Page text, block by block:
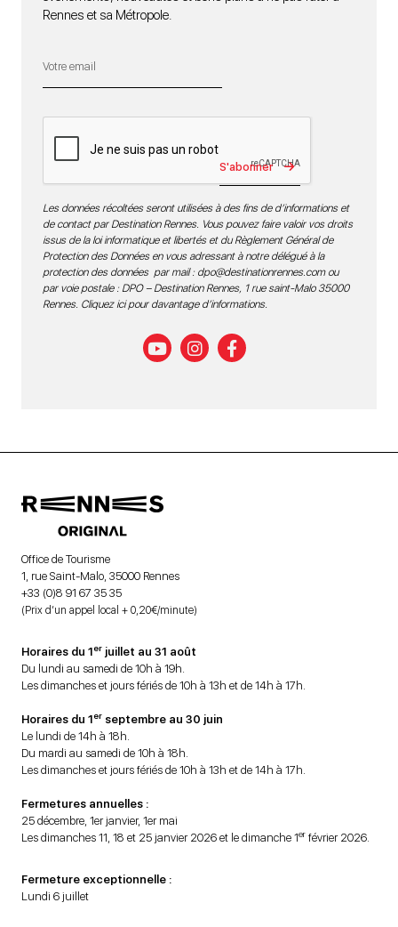
Rennes et sa Métropole.
S'abonner
Les données récoltées seront utilisées à des fins de d’informations et
de contact par Destination Rennes. Vous pouvez faire valoir vos droits
issus de la loi informatique et libertés et du Règlement Général de
Protection des Données en vous adressant à notre délégué à la
protection des données par mail : dpo@destinationrennes.comou
par voie postale : DPO – Destination Rennes, 1 rue saint-Malo 35000
Rennes. Cliquez ici pour davantage d’informations.
Office de Tourisme
1, rue Saint-Malo, 35000 Rennes
+33 (0)8 91 67 35 35
(Prix d’un appel local + 0,20€/minute)
Horaires du 1er juillet au 31 août
Du lundi au samedi de 10h à 19h.
Les dimanches et jours fériés de 10h à 13h et de 14h à 17h.
Horaires du 1er septembre au 30 juin
Le lundi de 14h à 18h.
Du mardi au samedi de 10h à 18h.
Les dimanches et jours fériés de 10h à 13h et de 14h à 17h.
Fermetures annuelles :
25 décembre, 1er janvier, 1er mai
Les dimanches 11, 18 et 25 janvier 2026 et le dimanche 1er février 2026.
Fermeture exceptionnelle :
Lundi 6 juillet